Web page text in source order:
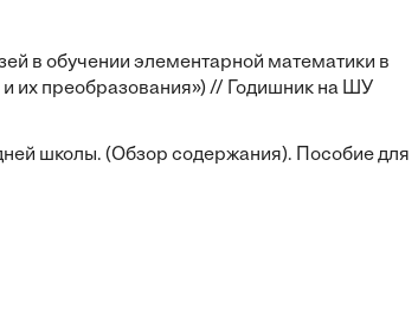
в обучении элементарной математики в
их преобразования») // Годишник на ШУ
школы. (Обзор содержания). Пособие для